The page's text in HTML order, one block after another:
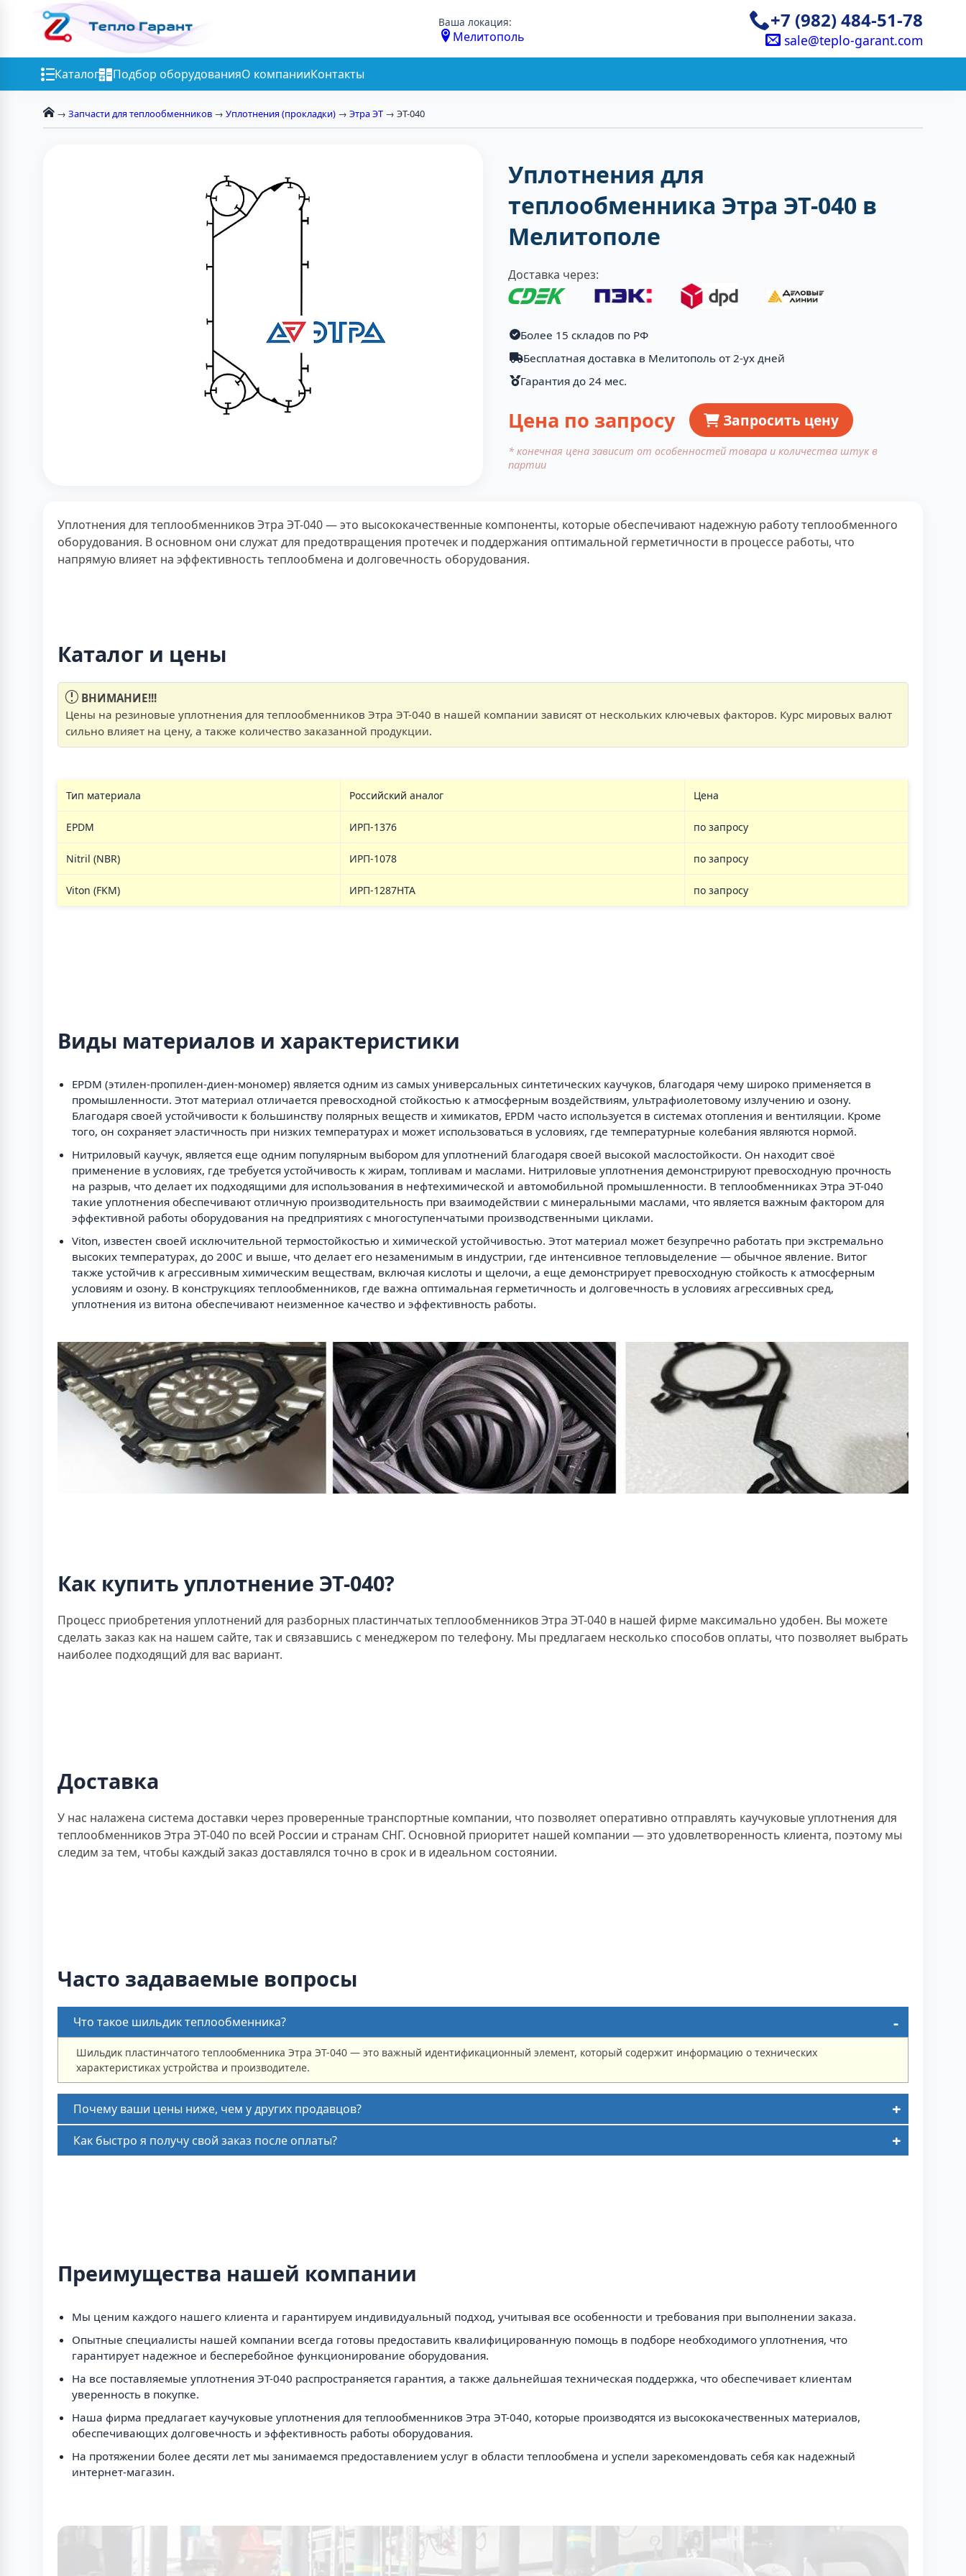
Ваша локация:
Мелитополь
+7 (982) 484-51-78
sale@teplo-garant.com
Каталог Подбор оборудованияО компанииКонтакты
→ Запчасти для теплообменников → Уплотнения (прокладки) → Этра ЭТ → ЭТ-040
Уплотнения для
теплообменника Этра ЭТ-040 в
Мелитополе
Доставка через:
Более 15 складов по РФ
Бесплатная доставка в Мелитополь от 2-ух дней
Гарантия до 24 мес.
Цена по запросу Запросить цену
* конечная цена зависит от особенностей товара и количества штук в
партии
Уплотнения для теплообменников Этра ЭТ-040 — это высококачественные компоненты, которые обеспечивают надежную работу теплообменного
оборудования. В основном они служат для предотвращения протечек и поддержания оптимальной герметичности в процессе работы, что
напрямую влияет на эффективность теплообмена и долговечность оборудования.
Каталог и цены
ВНИМАНИЕ!!!
Цены на резиновые уплотнения для теплообменников Этра ЭТ-040 в нашей компании зависят от нескольких ключевых факторов. Курс мировых валют
сильно влияет на цену, а также количество заказанной продукции.
Тип материала Российский аналог Цена
EPDM ИРП-1376 по запросу
Nitril (NBR) ИРП-1078 по запросу
Viton (FKM) ИРП-1287НТА по запросу
Виды материалов и характеристики
EPDM (этилен-пропилен-диен-мономер) является одним из самых универсальных синтетических каучуков, благодаря чему широко применяется в
промышленности. Этот материал отличается превосходной стойкостью к атмосферным воздействиям, ультрафиолетовому излучению и озону.
Благодаря своей устойчивости к большинству полярных веществ и химикатов, EPDM часто используется в системах отопления и вентиляции. Кроме
того, он сохраняет эластичность при низких температурах и может использоваться в условиях, где температурные колебания являются нормой.
Нитриловый каучук, является еще одним популярным выбором для уплотнений благодаря своей высокой маслостойкости. Он находит своё
применение в условиях, где требуется устойчивость к жирам, топливам и маслами. Нитриловые уплотнения демонстрируют превосходную прочность
на разрыв, что делает их подходящими для использования в нефтехимической и автомобильной промышленности. В теплообменниках Этра ЭТ-040
такие уплотнения обеспечивают отличную производительность при взаимодействии с минеральными маслами, что является важным фактором для
эффективной работы оборудования на предприятиях с многоступенчатыми производственными циклами.
Viton, известен своей исключительной термостойкостью и химической устойчивостью. Этот материал может безупречно работать при экстремально
высоких температурах, до 200C и выше, что делает его незаменимым в индустрии, где интенсивное тепловыделение — обычное явление. Витог
также устойчив к агрессивным химическим веществам, включая кислоты и щелочи, а еще демонстрирует превосходную стойкость к атмосферным
условиям и озону. В конструкциях теплообменников, где важна оптимальная герметичность и долговечность в условиях агрессивных сред,
уплотнения из витона обеспечивают неизменное качество и эффективность работы.
Как купить уплотнение ЭТ-040?
Процесс приобретения уплотнений для разборных пластинчатых теплообменников Этра ЭТ-040 в нашей фирме максимально удобен. Вы можете
сделать заказ как на нашем сайте, так и связавшись с менеджером по телефону. Мы предлагаем несколько способов оплаты, что позволяет выбрать
наиболее подходящий для вас вариант.
Доставка
У нас налажена система доставки через проверенные транспортные компании, что позволяет оперативно отправлять каучуковые уплотнения для
теплообменников Этра ЭТ-040 по всей России и странам СНГ. Основной приоритет нашей компании — это удовлетворенность клиента, поэтому мы
следим за тем, чтобы каждый заказ доставлялся точно в срок и в идеальном состоянии.
Часто задаваемые вопросы
Что такое шильдик теплообменника?
Шильдик пластинчатого теплообменника Этра ЭТ-040 — это важный идентификационный элемент, который содержит информацию о технических
характеристиках устройства и производителе.
Почему ваши цены ниже, чем у других продавцов?
Как быстро я получу свой заказ после оплаты?
Преимущества нашей компании
Мы ценим каждого нашего клиента и гарантируем индивидуальный подход, учитывая все особенности и требования при выполнении заказа.
Опытные специалисты нашей компании всегда готовы предоставить квалифицированную помощь в подборе необходимого уплотнения, что
гарантирует надежное и бесперебойное функционирование оборудования.
На все поставляемые уплотнения ЭТ-040 распространяется гарантия, а также дальнейшая техническая поддержка, что обеспечивает клиентам
уверенность в покупке.
Наша фирма предлагает каучуковые уплотнения для теплообменников Этра ЭТ-040, которые производятся из высококачественных материалов,
обеспечивающих долговечность и эффективность работы оборудования.
На протяжении более десяти лет мы занимаемся предоставлением услуг в области теплообмена и успели зарекомендовать себя как надежный
интернет-магазин.